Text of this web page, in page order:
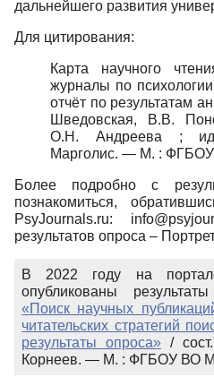
дальнейшего развития
Для цитирования:
Карта научного
журналы по
отчёт по результатам
Шведовская, В.В.
О.Н. Андреева ;
Марголис. — М. :
Более подробно с
познакомиться,
PsyJournals.ru:
результатов опроса –
В 2022 году на
опубликованы
«Поиск научных
читательских стратегий
результаты опроса»/
Корнеев. — М. : ФГБОУ ВО